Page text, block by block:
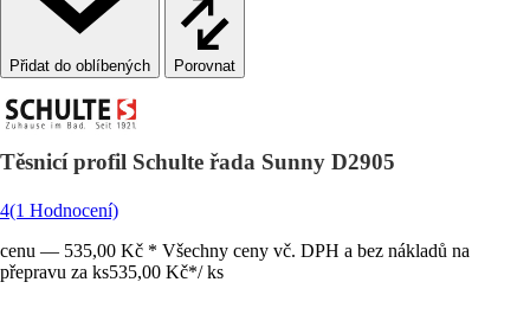
Porovnat
Těsnicí profil Schulte řada Sunny D2905
4(1 Hodnocení)
cenu — 535,00 Kč * Všechny ceny vč. DPH a bez nákladů na
přepravu za ks535,00 Kč*/ ks